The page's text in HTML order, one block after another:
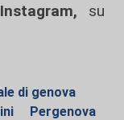
, su
di genova
Pergenova